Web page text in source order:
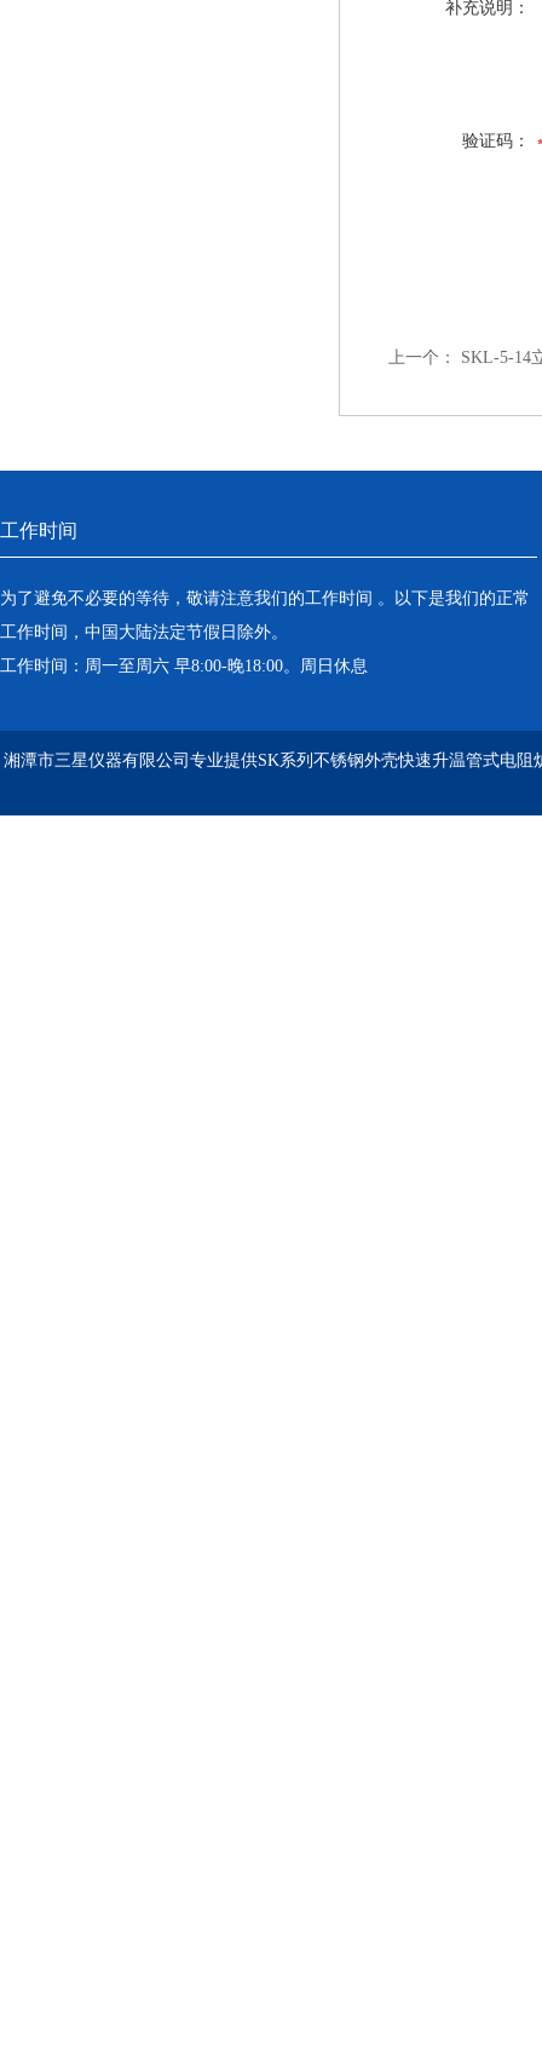
补充说明：
验证码：
上一个： SKL-5-14
工作时间
为了避免不必要的等待，敬请注意我们的工作时间 。以下是我们的正常
工作时间，中国大陆法定节假日除外。
工作时间：周一至周六 早8:00-晚18:00。周日休息
湘潭市三星仪器有限公司专业提供SK系列不锈钢外壳快速升温管式电